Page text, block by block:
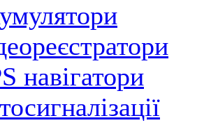
навігатори